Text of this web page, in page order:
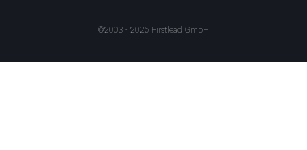
©2003 - 2026 Firstlead GmbH